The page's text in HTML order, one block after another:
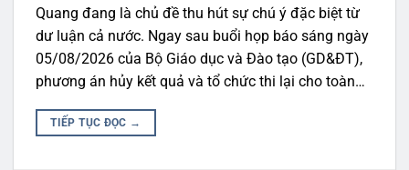
Quang đang là chủ đề thu hút sự chú ý đặc biệt từ
dư luận cả nước. Ngay sau buổi họp báo sáng ngày
05/08/2026 của Bộ Giáo dục và Đào tạo (GD&ĐT),
phương án hủy kết quả và tổ chức thi lại cho toàn…
TIẾP TỤC ĐỌC →